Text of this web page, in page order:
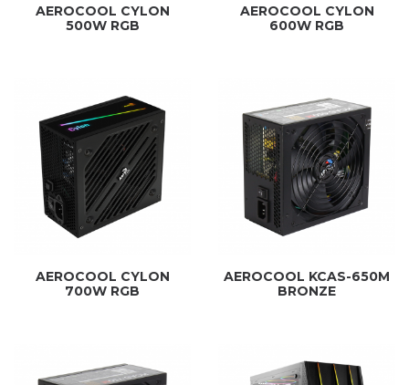
AEROCOOL CYLON
500W RGB
AEROCOOL CYLON
600W RGB
AEROCOOL CYLON
700W RGB
AEROCOOL KCAS-650M
BRONZE